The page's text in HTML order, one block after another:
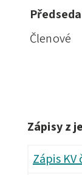
Předseda
Členové
Zápisy z
Zápis KV